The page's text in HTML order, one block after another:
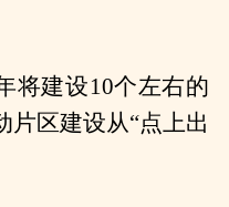
将建设10个左右的
片区建设从“点上出